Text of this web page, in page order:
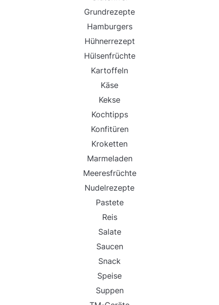
Grundrezepte
Hamburgers
Hühnerrezept
Hülsenfrüchte
Kartoffeln
Käse
Kekse
Kochtipps
Konfitüren
Kroketten
Marmeladen
Meeresfrüchte
Nudelrezepte
Pastete
Reis
Salate
Saucen
Snack
Speise
Suppen